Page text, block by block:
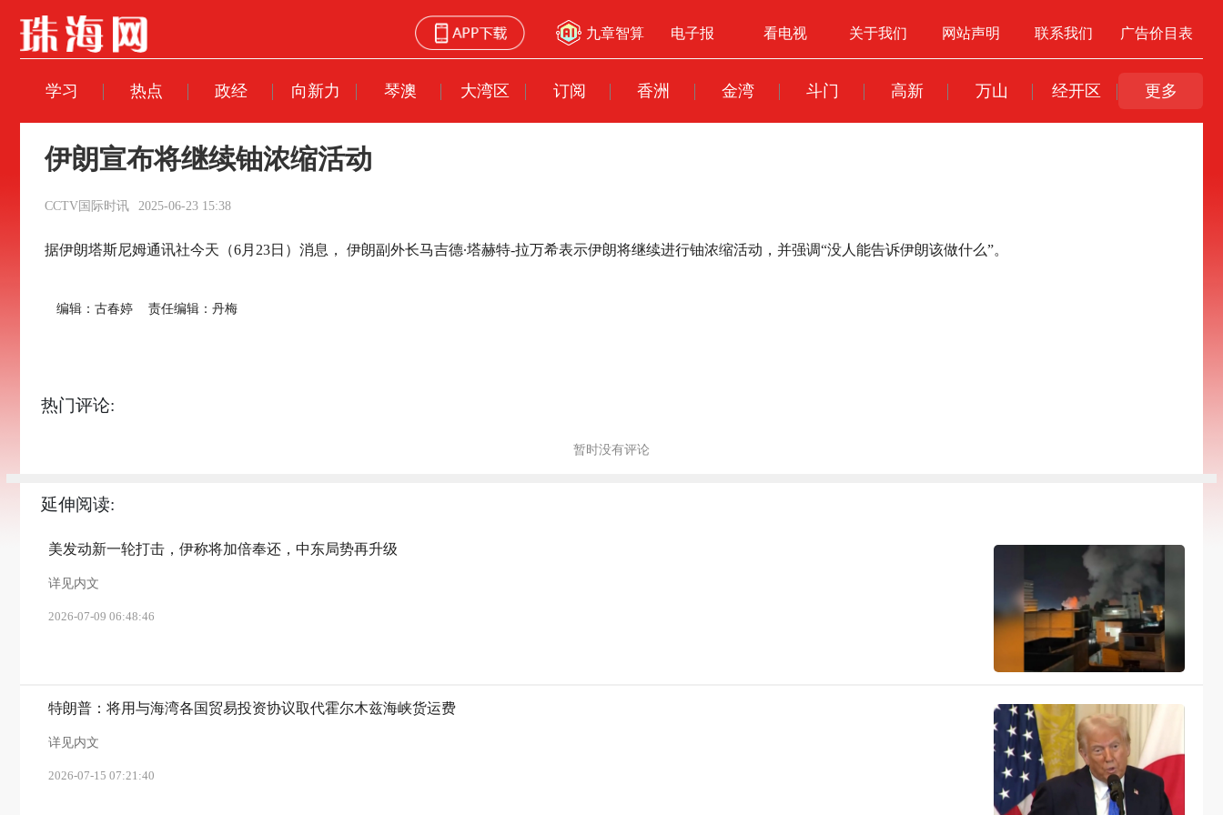
九章智算 电子报 看电视 关于我们 网站声明 联系我们 广告价目表
学习 热点 政经 向新力 琴澳 大湾区 订阅 香洲 金湾 斗门 高新 万山 经开区 更多
伊朗宣布将继续铀浓缩活动
CCTV国际时讯 2025-06-23 15:38
据伊朗塔斯尼姆通讯社今天（6月23日）消息， 伊朗副外长马吉德∙塔赫特-拉万希表示伊朗将继续进行铀浓缩活动，并强调“没人能告诉伊朗该做什么”。
编辑：古春婷 责任编辑：丹梅
热门评论:
暂时没有评论
延伸阅读:
美发动新一轮打击，伊称将加倍奉还，中东局势再升级
详见内文
2026-07-09 06:48:46
特朗普：将用与海湾各国贸易投资协议取代霍尔木兹海峡货运费
详见内文
2026-07-15 07:21:40